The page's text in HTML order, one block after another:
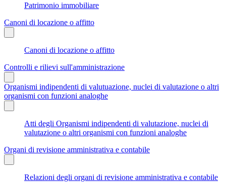
Patrimonio immobiliare
Canoni di locazione o affitto
Canoni di locazione o affitto
Controlli e rilievi sull'amministrazione
Organismi indipendenti di valutuazione, nuclei di valutazione o altri
organismi con funzioni analoghe
Atti degli Organismi indipendenti di valutazione, nuclei di
valutazione o altri organismi con funzioni analoghe
Organi di revisione amministrativa e contabile
Relazioni degli organi di revisione amministrativa e contabile